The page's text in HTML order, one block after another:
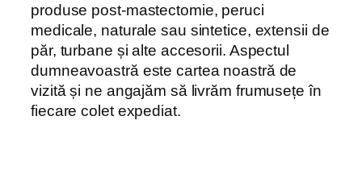
produse post-mastectomie, peruci
medicale, naturale sau sintetice, extensii de
păr, turbane și alte accesorii. Aspectul
dumneavoastră este cartea noastră de
vizită și ne angajăm să livrăm frumusețe în
fiecare colet expediat.